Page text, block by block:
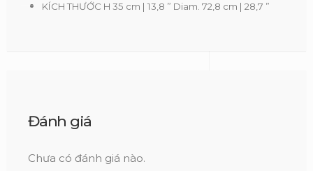
KÍCH THƯỚC H 35 cm | 13,8 ” Diam. 72,8 cm | 28,7 ”
Đánh giá
Chưa có đánh giá nào.